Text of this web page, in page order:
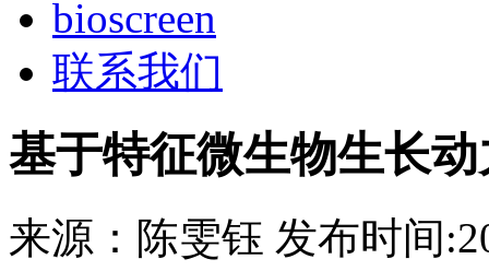
bioscreen
联系我们
基于特征微生物生长
来源： 陈雯钰 发布时间: